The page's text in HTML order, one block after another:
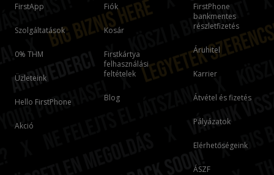
FirstApp
Szolgáltatások
0% THM
Üzleteink
Hello FirstPhone
Akció
Fiók
Kosár
Firstkártya
felhasználási
feltételek
Blog
FirstPhone
bankmentes
részletfizetés
Áruhitel
Karrier
Átvétel és fizetés
Pályázatok
Elérhetőségeink
ÁSZF